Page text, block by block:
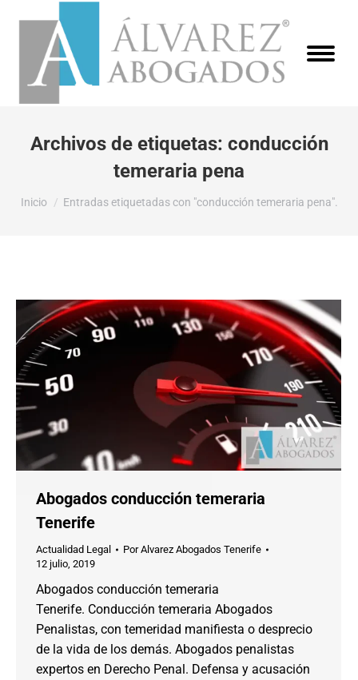
Archivos de etiquetas: conducción
temeraria pena
Estás aquí:
Inicio Entradas etiquetadas con "conducción temeraria pena".
Abogados conducción temeraria
Tenerife
Actualidad Legal PorAlvarez Abogados Tenerife
12 julio, 2019
Abogados conducción temeraria
Tenerife. Conducción temeraria Abogados
Penalistas, con temeridad manifiesta o desprecio
de la vida de los demás. Abogados penalistas
expertos en Derecho Penal. Defensa y acusación